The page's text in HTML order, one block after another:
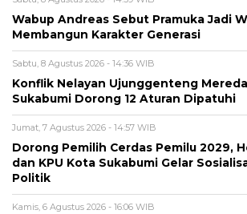
Wabup Andreas Sebut Pramuka Jadi
Membangun Karakter Generasi ‎
Sabtu, 8 Agustus 2026 - 14:36 WIB
Konflik Nelayan Ujunggenteng
Sukabumi Dorong 12 Aturan Dipatuhi
Jumat, 7 Agustus 2026 - 14:57 WIB
Dorong Pemilih Cerdas Pemilu 2029,
dan KPU Kota Sukabumi Gelar
Politik
Kamis, 6 Agustus 2026 - 16:06 WIB